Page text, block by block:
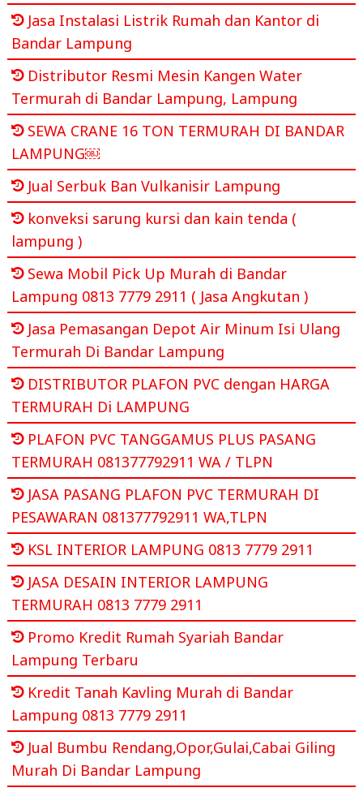
Jasa Instalasi Listrik Rumah dan Kantor di
Bandar Lampung
Distributor Resmi Mesin Kangen Water
Termurah di Bandar Lampung, Lampung
SEWA CRANE 16 TON TERMURAH DI BANDAR
LAMPUNG￼
Jual Serbuk Ban Vulkanisir Lampung
konveksi sarung kursi dan kain tenda (
lampung )
Sewa Mobil Pick Up Murah di Bandar
Lampung 0813 7779 2911 ( Jasa Angkutan )
Jasa Pemasangan Depot Air Minum Isi Ulang
Termurah Di Bandar Lampung
DISTRIBUTOR PLAFON PVC dengan HARGA
TERMURAH Di LAMPUNG
PLAFON PVC TANGGAMUS PLUS PASANG
TERMURAH 081377792911 WA / TLPN
JASA PASANG PLAFON PVC TERMURAH DI
PESAWARAN 081377792911 WA,TLPN
KSL INTERIOR LAMPUNG 0813 7779 2911
JASA DESAIN INTERIOR LAMPUNG
TERMURAH 0813 7779 2911
Promo Kredit Rumah Syariah Bandar
Lampung Terbaru
Kredit Tanah Kavling Murah di Bandar
Lampung 0813 7779 2911
Jual Bumbu Rendang,Opor,Gulai,Cabai Giling
Murah Di Bandar Lampung